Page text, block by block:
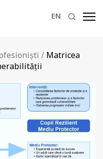
EN
/ Matricea